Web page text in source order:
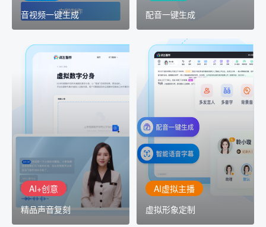
音视频一键生成 配音一键生成
AI+创意
精品声音复刻
AI+创意
精品声音复刻
AI+创意：AIGC 能力集中
展示窗口，体验 AIGC 给
生活和生产带来的改变
AI虚拟主播
虚拟形象定制
讯飞智作：让每一个内容
创作者高效生产灵活定制